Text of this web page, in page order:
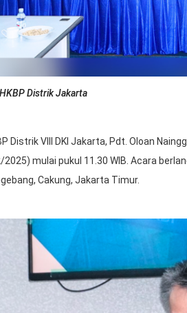
Distrik Jakarta
Distrik VIII DKI Jakarta, Pdt. Oloan
mulai pukul 11.30 WIB. Acara
Cakung, Jakarta Timur.